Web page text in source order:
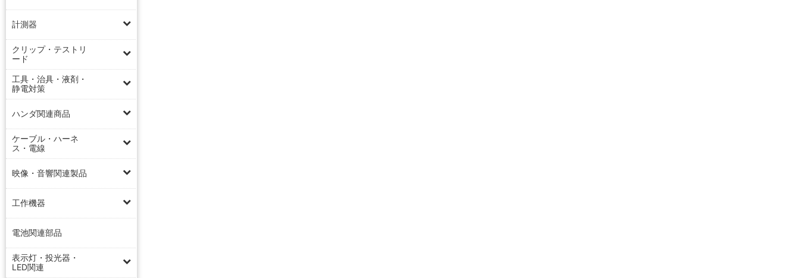
計測器
クリップ・テストリ
ード
工具・治具・液剤・
静電対策
ハンダ関連商品
ケーブル・ハーネ
ス・電線
映像・音響関連製品
工作機器
電池関連部品
表示灯・投光器・
LED関連